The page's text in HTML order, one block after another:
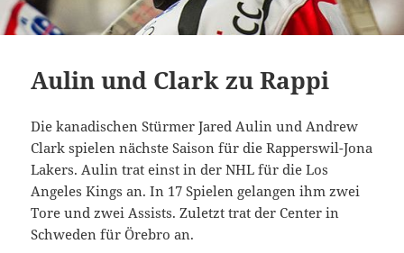
Aulin und Clark zu Rappi
Die kanadischen Stürmer Jared Aulin und Andrew
Clark spielen nächste Saison für die Rapperswil-Jona
Lakers. Aulin trat einst in der NHL für die Los
Angeles Kings an. In 17 Spielen gelangen ihm zwei
Tore und zwei Assists. Zuletzt trat der Center in
Schweden für Örebro an.